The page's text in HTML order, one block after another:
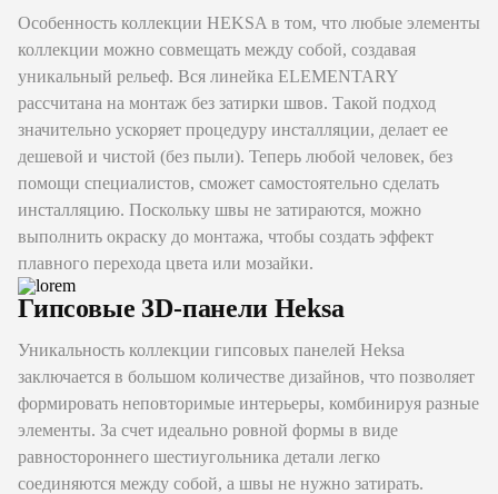
Особенность коллекции HEKSA в том, что любые элементы
коллекции можно совмещать между собой, cоздавая
уникальный рельеф. Вся линейка ELEMENTARY
рассчитана на монтаж без затирки швов. Такой подход
значительно ускоряет процедуру инсталляции, делает ее
дешевой и чистой (без пыли). Теперь любой человек, без
помощи специалистов, сможет самостоятельно сделать
инсталляцию. Поскольку швы не затираются, можно
выполнить окраску до монтажа, чтобы создать эффект
плавного перехода цвета или мозайки.
Гипсовые 3D-панели Heksa
Уникальность коллекции гипсовых панелей Heksa
заключается в большом количестве дизайнов, что позволяет
формировать неповторимые интерьеры, комбинируя разные
элементы. За счет идеально ровной формы в виде
равностороннего шестиугольника детали легко
соединяются между собой, а швы не нужно затирать.